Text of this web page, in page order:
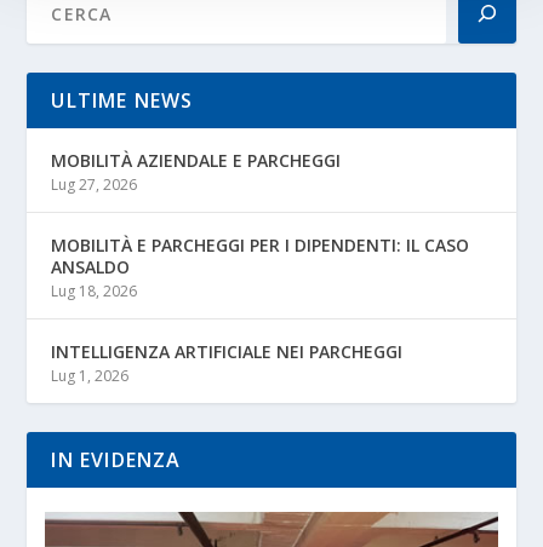
ULTIME NEWS
MOBILITÀ AZIENDALE E PARCHEGGI
Lug 27, 2026
MOBILITÀ E PARCHEGGI PER I DIPENDENTI: IL CASO
ANSALDO
Lug 18, 2026
INTELLIGENZA ARTIFICIALE NEI PARCHEGGI
Lug 1, 2026
IN EVIDENZA